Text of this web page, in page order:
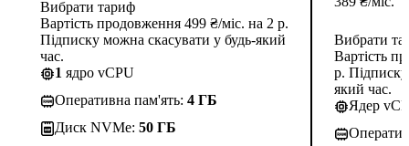
Вибрати тариф
Вартість продовження 499 ₴/міс. на 2 р.
Підписку можна скасувати у будь-який
час.
1 ядро vCPU
Оперативна пам'ять: 4 ГБ
Диск NVMe: 50 ГБ
Вибрати
Вартість
р.
який час.
Ядер